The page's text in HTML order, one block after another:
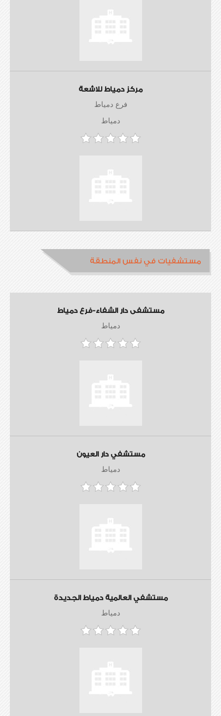
مركز دمياط للاشعة
فرع دمياط
دمياط
مستشفيات في نفس المنطقة
مستشفى دار الشفاء-فرع دمياط
دمياط
مستشفي دار العيون
دمياط
مستشفي العالمية دمياط الجديدة
دمياط